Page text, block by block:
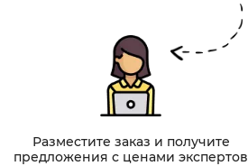
Разместите заказ и получите
предложения с ценами экспертов